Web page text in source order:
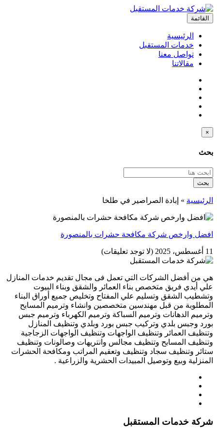
القائمة
الرئيسية
خدمات المستقبل
تواصل معنا
مقالاتنا
×
بحث
بحث
الرئيسية » إبادة الصراصير في طلخا
افضل وارخص شركة مكافحة حشرات بالمنصورة
11 أغسطس، 2025 (لا توجد تعليقات)
هي من أفضل الشركات التي تعمل فى مجال تقديم خدمات المنازل
علي أيدي فريق متخصص بناء العمائر والشقق وبناء البيوت
وتشطيب الشقق وتسليم علي المفتاح وتخليص جميع أوراق البناء
المطلوبة من قبل مهندسين متخصصين وانشاء وترميم المسابح
وترميم الدهانات وترميم السباكة وترميم الكهرباء وترميم جبس
بورد وجبس بلدي وتركيب جبس بورد وبلدي وتنظيف المنازل
وتنظيف العمائر وتنظيف الواجهات وتنظيف الواجهات الزجاجية
وتنظيف المسابح وتنظيف مجالس وانتريهات وصالونات وتنظيف
ستائر وتنظيف سجاد وتنظيف وتعقيم المراتب ومكافحة الحشرات
المنزلية وبيع وتوصيل المبيدات الحشرية والزراعية .
شركة خدمات المستقبل